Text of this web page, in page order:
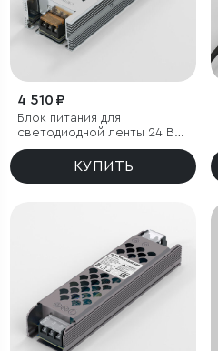
4 510 ₽
Блок питания для
светодиодной ленты 24 В
250W
КУПИТЬ